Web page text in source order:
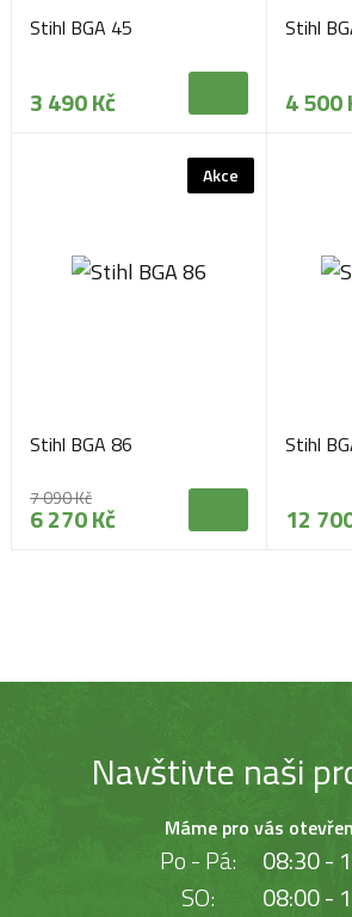
Stihl BGA 45
3 490 Kč
Stihl
4 500
Akce
Stihl BGA 86
7 090 Kč
6 270 Kč
Stihl
12
Navštivte naši
Máme pro vás
Po - Pá:
08:30 -
SO:
08:00 -